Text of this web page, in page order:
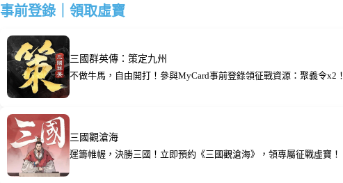
事前登錄｜領取虛寶
三國群英傳：策定九州
不做牛馬，自由開打！參與MyCard事前登錄領征戰資源：聚義令x2！
三國觀滄海
運籌帷幄，決勝三國！立即預約《三國觀滄海》，領專屬征戰虛寶！